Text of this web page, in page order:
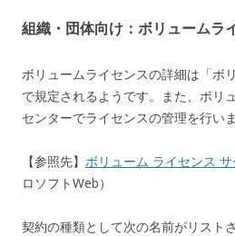
組織・団体向け：ボリュームラ
ボリュームライセンスの詳細は「ボ
で規定されるようです。また、ボリ
センターでライセンスの管理を行いま
【参照先】 ボリューム ライセンス
ロソフトWeb）
契約の種類として次の名前がリスト